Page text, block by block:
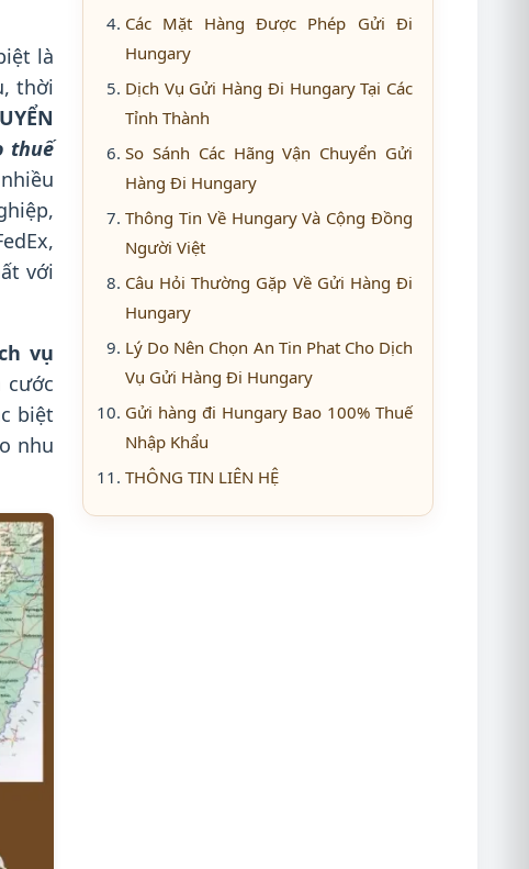
Các Mặt Hàng Được Phép Gửi Đi
Hungary
Dịch Vụ Gửi Hàng Đi Hungary Tại Các
Tỉnh Thành
So Sánh Các Hãng Vận Chuyển Gửi
Hàng Đi Hungary
Thông Tin Về Hungary Và Cộng Đồng
Người Việt
Câu Hỏi Thường Gặp Về Gửi Hàng Đi
Hungary
Lý Do Nên Chọn An Tin Phat Cho Dịch
Vụ Gửi Hàng Đi Hungary
Gửi hàng đi Hungary Bao 100% Thuế
Nhập Khẩu
THÔNG TIN LIÊN HỆ
là
thời
thuế
với
vụ
biệt
nhu